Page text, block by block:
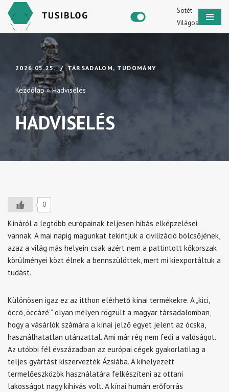
Skip
Sötét
Világos
2026.05.25. TÁRSADALOM , TUDOMÁNY
Kezdőlap»Hadviselés
HADVISELÉS
0
Kínáról a legtöbb európainak teljesen hibás elképzelései
vannak. A mai napig magunkat tekintjük a civilizáció bölcsőjének,
azaz a világ más helyein csak azért nem a pattintott kőkorszak
körülményei közt élnek a bennszülöttek, mert mi kiexportáltuk a
tudást.
Különösen igaz ez az itthon elérhető kínai termékekre. A „kici,
óccó, öccázé’” olyan mélyen rögzült a magyar társadalomban,
hogy a vásárlók számára a kínai jelző egyet jelent az ócska,
használhatatlan utánzattal. Ami már rég nem fedi a valóságot.
Az utóbbi fél évszázadban az európai cégek gyakorlatilag a
teljes gyártást kiszervezték Ázsiába. A kihelyezett
termelőeszközök használatára felkészíteni az ottani
lakosságot nagy kihívás volt. A kínai humán erőforrás